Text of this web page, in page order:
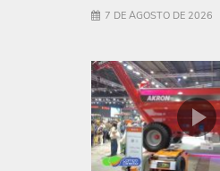
7 DE AGOSTO DE 2026